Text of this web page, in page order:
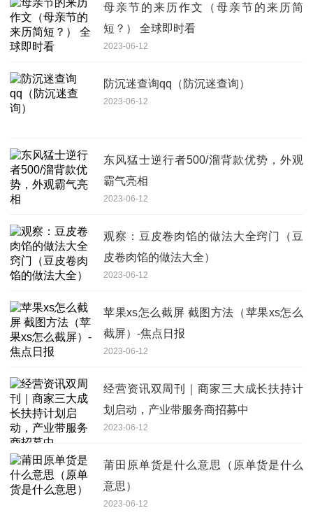
母亲节的来历作文（母亲节的来历简
短？） 全球即时看
2023-06-12
防沉迷查询qq（防沉迷查询）
2023-06-12
东风猛士逆行者500/溜背款优势，外观
霸气亮相
2023-06-12
观察：豆皮卷肉馅的做法大全窍门（豆
皮卷肉馅的做法大全）
2023-06-12
苹果xs怎么截屏 截图方法（苹果xs怎么
截屏）-焦点日报
2023-06-12
经营资讯双周刊｜商家三大成长扶持计
划启动，产业带服务商招募中
2023-06-12
莆田原单货是什么意思（原单货是什么
意思）
2023-06-12